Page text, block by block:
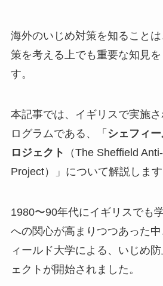
海外のいじめ対策を知ること
策を考える上でも重要な知見
す。
本記事では、イギリスで実施
ログラムである、「 シェフィ
ロジェクト
（The Sheffield
Project）」について解説します
1980〜90年代にイギリスでも
への関心が高まりつつあった
ィールド大学による、いじめ
ェクトが開始されました。